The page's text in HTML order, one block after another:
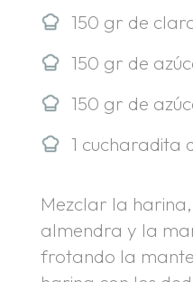
150 gr de
150 gr de
150 gr de
1 cucharadita
Mezclar la
almendra y la
frotando la